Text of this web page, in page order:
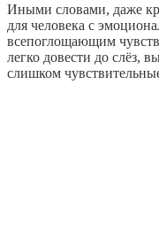
Иными словами, даже
для человека с
всепоглощающим
легко довести до слёз,
слишком